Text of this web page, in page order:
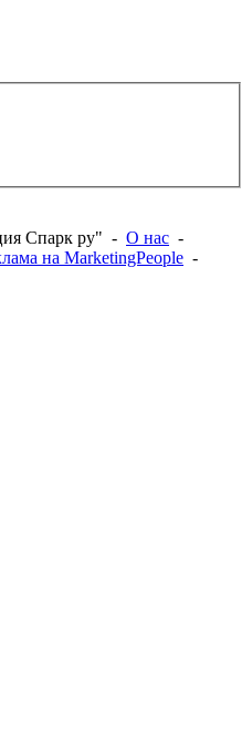
Спарк ру" - О нас -
на MarketingPeople -